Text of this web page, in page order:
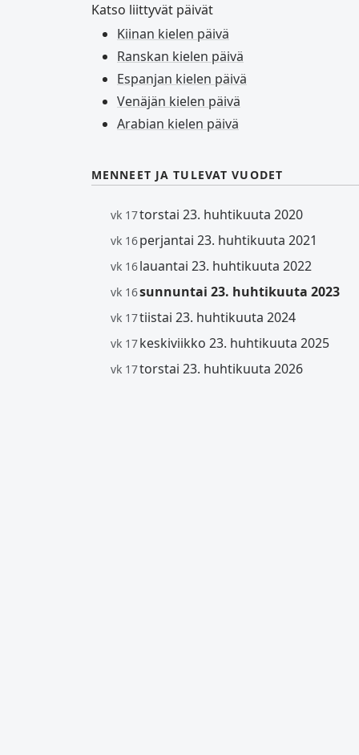
Katso liittyvät päivät
Kiinan kielen päivä
Ranskan kielen päivä
Espanjan kielen päivä
Venäjän kielen päivä
Arabian kielen päivä
MENNEET JA TULEVAT VUODET
vk 17torstai 23. huhtikuuta 2020
vk 16perjantai 23. huhtikuuta 2021
vk 16lauantai 23. huhtikuuta 2022
vk 16sunnuntai 23. huhtikuuta 2023
vk 17tiistai 23. huhtikuuta 2024
vk 17keskiviikko 23. huhtikuuta 2025
vk 17torstai 23. huhtikuuta 2026